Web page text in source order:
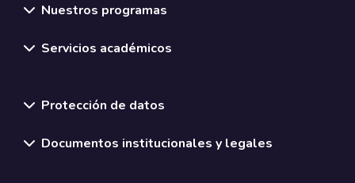
Nuestros programas
Servicios académicos
Protección de datos
Documentos institucionales y legales